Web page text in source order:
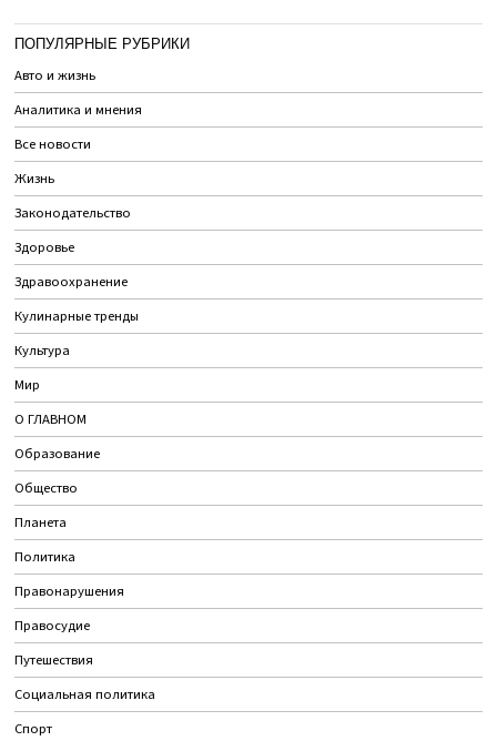
ПОПУЛЯРНЫЕ РУБРИКИ
Авто и жизнь
Аналитика и мнения
Все новости
Жизнь
Законодательство
Здоровье
Здравоохранение
Кулинарные тренды
Культура
Мир
О ГЛАВНОМ
Образование
Общество
Планета
Политика
Правонарушения
Правосудие
Путешествия
Социальная политика
Спорт